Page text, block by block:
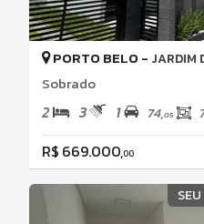
PORTO BELO - JARDIM
Sobrado
2 3 1 74,05
R$ 669.000,00